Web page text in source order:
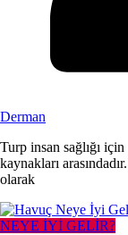
Derman
Turp insan sağlığı
kaynakları
olarak
NEYE İYİ GELİR?